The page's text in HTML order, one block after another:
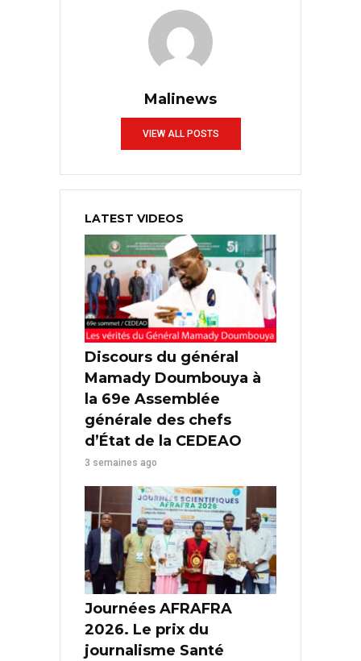
Malinews
VIEW ALL POSTS
LATEST VIDEOS
Discours du général
Mamady Doumbouya à
la 69e Assemblée
générale des chefs
d’État de la CEDEAO
3 semaines ago
Journées AFRAFRA
2026. Le prix du
journalisme Santé